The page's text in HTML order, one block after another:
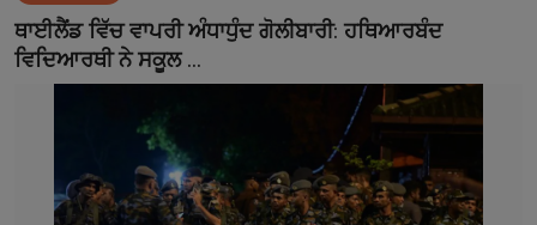
ਥਾਈਲੈਂਡ ਵਿੱਚ ਵਾਪਰੀ ਅੰਧਾਧੁੰਦ ਗੋਲੀਬਾਰੀ: ਹਥਿਆਰਬੰਦ
ਵਿਦਿਆਰਥੀ ਨੇ ਸਕੂਲ ...